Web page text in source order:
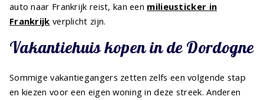
auto naar Frankrijk reist, kan een milieusticker in
Frankrijk verplicht zijn.
Vakantiehuis kopen in de Dordogne
Sommige vakantiegangers zetten zelfs een volgende stap
en kiezen voor een eigen woning in deze streek. Anderen